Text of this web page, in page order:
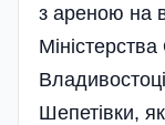
з ареною на
Шепетівки,